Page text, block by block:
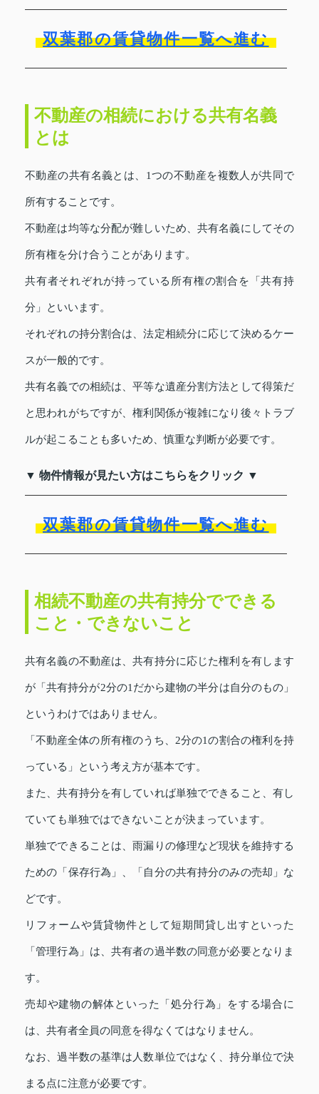
双葉郡の賃貸物件一覧へ進む
不動産の相続における共有名義
とは
不動産の共有名義とは、1つの不動産を複数人が共同で
所有することです。
不動産は均等な分配が難しいため、共有名義にしてその
所有権を分け合うことがあります。
共有者それぞれが持っている所有権の割合を「共有持
分」といいます。
それぞれの持分割合は、法定相続分に応じて決めるケー
スが一般的です。
共有名義での相続は、平等な遺産分割方法として得策だ
と思われがちですが、権利関係が複雑になり後々トラブ
ルが起こることも多いため、慎重な判断が必要です。
▼ 物件情報が見たい方はこちらをクリック ▼
双葉郡の賃貸物件一覧へ進む
相続不動産の共有持分でできる
こと・できないこと
共有名義の不動産は、共有持分に応じた権利を有します
が「共有持分が2分の1だから建物の半分は自分のもの」
というわけではありません。
「不動産全体の所有権のうち、2分の1の割合の権利を持
っている」という考え方が基本です。
また、共有持分を有していれば単独でできること、有し
ていても単独ではできないことが決まっています。
単独でできることは、雨漏りの修理など現状を維持する
ための「保存行為」、「自分の共有持分のみの売却」な
どです。
リフォームや賃貸物件として短期間貸し出すといった
「管理行為」は、共有者の過半数の同意が必要となりま
す。
売却や建物の解体といった「処分行為」をする場合に
は、共有者全員の同意を得なくてはなりません。
なお、過半数の基準は人数単位ではなく、持分単位で決
まる点に注意が必要です。